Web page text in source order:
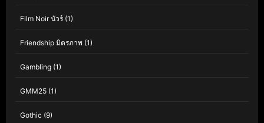
Film Noir นัวร์ (1)
Friendship มิตรภาพ (1)
Gambling (1)
GMM25 (1)
Gothic (9)